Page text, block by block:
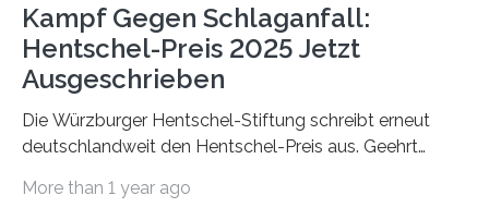
Kampf Gegen Schlaganfall:
Hentschel-Preis 2025 Jetzt
Ausgeschrieben
Die Würzburger Hentschel-Stiftung schreibt erneut
deutschlandweit den Hentschel-Preis aus. Geehrt
hochrangige wissenschaftliche Publikation zum Thema
More than 1 year ago